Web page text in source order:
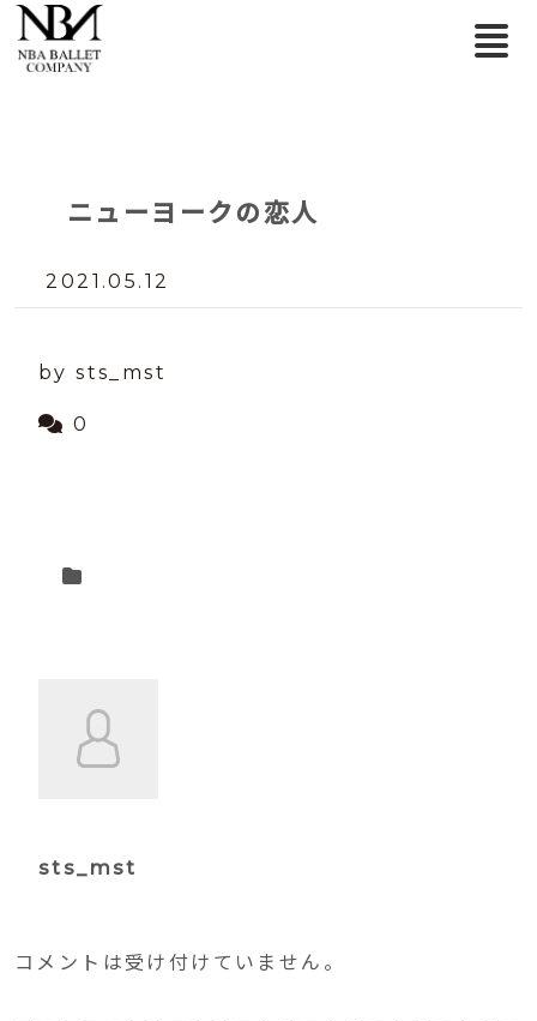
ニューヨークの恋人
2021.05.12
by sts_mst
0
sts_mst
コメントは受け付けていません。